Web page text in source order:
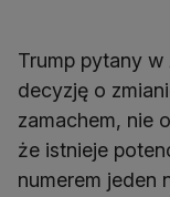
Trump pytany
decyzję o
zamachem, nie
że istnieje
numerem jeden